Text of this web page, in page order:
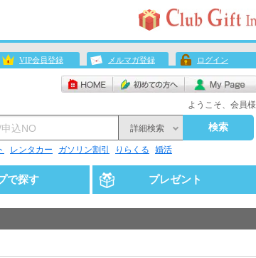
VIP会員登録 メルマガ登録 ログイン
ようこそ、会員様
詳細検索 検索
レンタカー ガソリン割引 りらくる 婚活
で探す プレゼント